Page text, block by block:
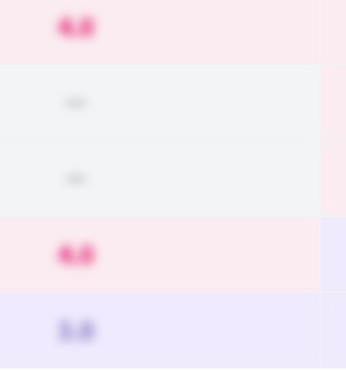
4.0
4.0
3.0